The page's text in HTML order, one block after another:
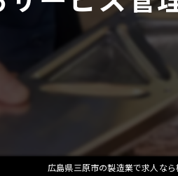
広島県三原市の製造業で求人な